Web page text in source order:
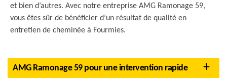
et bien d’autres. Avec notre entreprise AMG Ramonage 59,
vous êtes sûr de bénéficier d’un résultat de qualité en
entretien de cheminée à Fourmies.
AMG Ramonage 59 pour une intervention rapide